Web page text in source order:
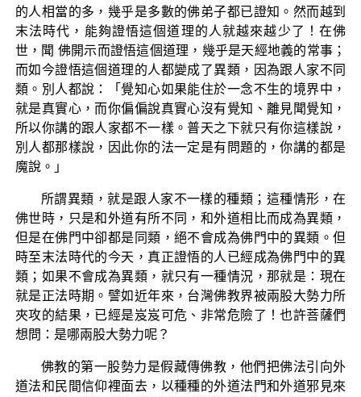
的人相當的多，幾乎是多數的佛弟子都已證知。然而越到
末法時代，能夠證悟這個道理的人就越來越少了！在佛
世，聞 佛開示而證悟這個道理，幾乎是天經地義的常事；
而如今證悟這個道理的人都變成了異類，因為跟人家不同
類。別人都說：「覺知心如果能住於一念不生的境界中，
就是真實心，而你偏偏說真實心沒有覺知、離見聞覺知，
所以你講的跟人家都不一樣。普天之下就只有你這樣說，
別人都那樣說，因此你的法一定是有問題的，你講的都是
魔說。」
所謂異類，就是跟人家不一樣的種類；這種情形，在
佛世時，只是和外道有所不同，和外道相比而成為異類，
但是在佛門中卻都是同類，絕不會成為佛門中的異類。但
時至末法時代的今天，真正證悟的人已經成為佛門中的異
類；如果不會成為異類，就只有一種情況，那就是：現在
就是正法時期。譬如近年來，台灣佛教界被兩股大勢力所
夾攻的結果，已經是岌岌可危、非常危險了！也許菩薩們
想問：是哪兩股大勢力呢？
佛教的第一股勢力是假藏傳佛教，他們把佛法引向外
道法和民間信仰裡面去，以種種的外道法門和外道邪見來